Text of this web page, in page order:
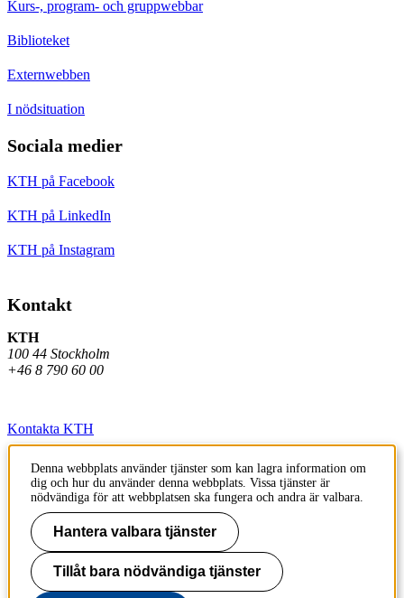
Kurs-, program- och gruppwebbar
Biblioteket
Externwebben
I nödsituation
Sociala medier
KTH på Facebook
KTH på LinkedIn
KTH på Instagram
Kontakt
KTH
100 44 Stockholm
+46 8 790 60 00
Kontakta KTH
Jobba på KTH
Press och media
Faktura och betalning KTH
Om KTH:s webbplatser
Denna webbplats använder tjänster som kan lagra information om
dig och hur du använder denna webbplats. Vissa tjänster är
nödvändiga för att webbplatsen ska fungera och andra är valbara.
Hantera valbara tjänster
Tillåt bara nödvändiga tjänster